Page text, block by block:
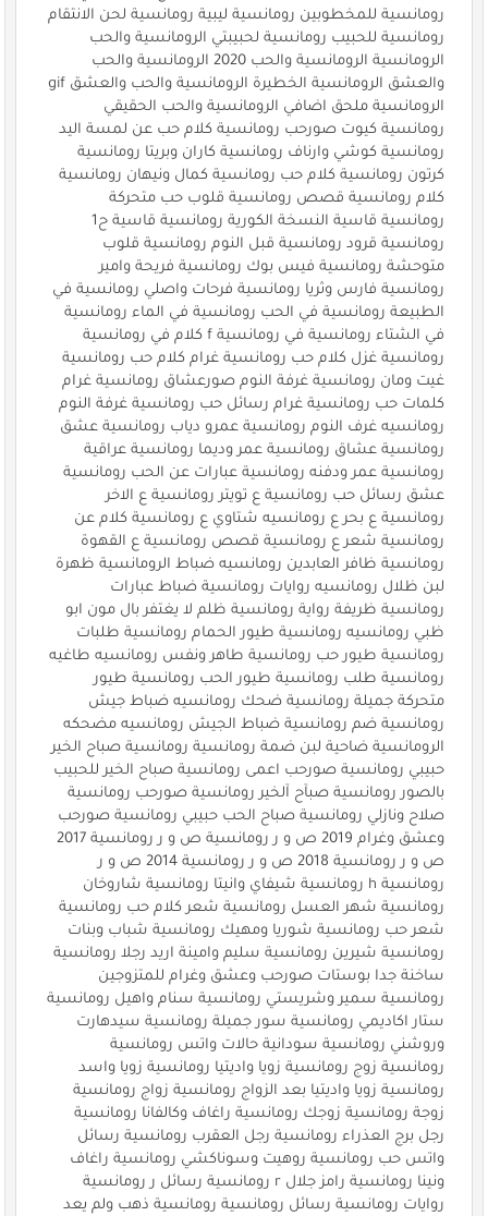
رومانسية للمخطوبين رومانسية ليبية رومانسية لحن الانتقام
رومانسية للحبيب رومانسية لحبيبتي الرومانسية والحب
الرومانسية الرومانسية والحب 2020 الرومانسية والحب
والعشق الرومانسية الخطيرة الرومانسية والحب والعشق gif
الرومانسية ملحق اضافي الرومانسية والحب الحقيقي
رومانسية كيوت صورحب رومانسية كلام حب عن لمسة اليد
رومانسية كوشي وارناف رومانسية كاران وبريتا رومانسية
كرتون رومانسية كلام حب رومانسية كمال ونيهان رومانسية
كلام رومانسية قصص رومانسية قلوب حب متحركة
رومانسية قاسية النسخة الكورية رومانسية قاسية ح1
رومانسية قرود رومانسية قبل النوم رومانسية قلوب
متوحشة رومانسية فيس بوك رومانسية فريحة وامير
رومانسية فارس وثريا رومانسية فرحات واصلي رومانسية في
الطبيعة رومانسية في الحب رومانسية في الماء رومانسية
في الشتاء رومانسية في رومانسية f كلام في رومانسية
رومانسية غزل كلام حب رومانسية غرام كلام حب رومانسية
غيت ومان رومانسية غرفة النوم صورعشاق رومانسية غرام
كلمات حب رومانسية غرام رسائل حب رومانسية غرفة النوم
رومانسيه غرف النوم رومانسية عمرو دياب رومانسية عشق
رومانسية عشاق رومانسية عمر وديما رومانسية عراقية
رومانسية عمر ودفنه رومانسية عبارات عن الحب رومانسية
عشق رسائل حب رومانسية ع تويتر رومانسية ع الاخر
رومانسية ع بحر ع رومانسيه شتاوي ع رومانسية كلام عن
رومانسية شعر ع رومانسية قصص رومانسية ع القهوة
رومانسية ظافر العابدين رومانسيه ضباط الرومانسية ظهرة
لبن ظلال رومانسيه روايات رومانسية ضباط عبارات
رومانسية ظريفة رواية رومانسية ظلم لا يغتفر بال مون ابو
ظبي رومانسيه رومانسية طيور الحمام رومانسية طلبات
رومانسية طيور حب رومانسية طاهر ونفس رومانسيه طاغيه
رومانسية طلب رومانسية طيور الحب رومانسية طيور
متحركة جميلة رومانسية ضحك رومانسيه ضباط جيش
رومانسية ضم رومانسية ضباط الجيش رومانسيه مضحكه
الرومانسية ضاحية لبن ضمة رومانسية رومانسية صباح الخير
حبيبي رومانسية صورحب اعمى رومانسية صباح الخير للحبيب
بالصور رومانسية صبآح آلخير رومانسية صورحب رومانسية
صلاح ونازلي رومانسية صباح الحب حبيبي رومانسية صورحب
وعشق وغرام 2019 ص و ر رومانسية ص و ر رومانسية 2017
ص و ر رومانسية 2018 ص و ر رومانسية 2014 ص و ر
رومانسية h رومانسية شيفاي وانيتا رومانسية شاروخان
رومانسية شهر العسل رومانسية شعر كلام حب رومانسية
شعر حب رومانسية شوريا ومهيك رومانسية شباب وبنات
رومانسية شيرين رومانسية سليم وامينة اريد رجلا رومانسية
ساخنة جدا بوستات صورحب وعشق وغرام للمتزوجين
رومانسية سمير وشريستي رومانسية سنام واهيل رومانسية
ستار اكاديمي رومانسية سور جميلة رومانسية سيدهارت
وروشني رومانسية سودانية حالات واتس رومانسية
رومانسية زوج رومانسية زويا واديتيا رومانسية زويا واسد
رومانسية زويا واديتيا بعد الزواج رومانسية زواج رومانسية
زوجة رومانسية زوجك رومانسية راغاف وكالفانا رومانسية
رجل برج العذراء رومانسية رجل العقرب رومانسية رسائل
واتس حب رومانسية روهيت وسوناكشي رومانسية راغاف
ونينا رومانسية رامز جلال r رومانسية رسائل ر رومانسية
روايات رومانسية رسائل رومانسية رومانسية ذهب ولم يعد